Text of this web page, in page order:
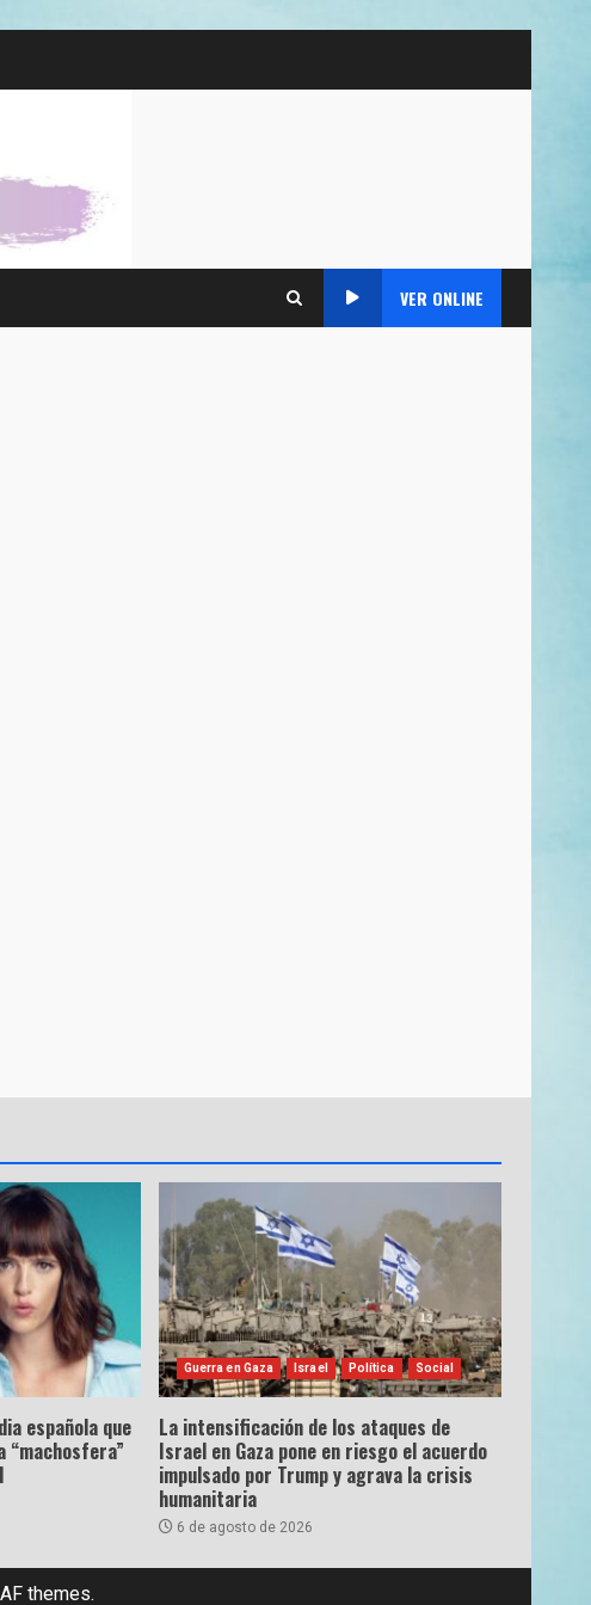
VER ONLINE
española que
“machosfera”
Guerra en Gaza Israel Política Social
La intensificación de los ataques de
Israel en Gaza pone en riesgo el acuerdo
impulsado por Trump y agrava la crisis
humanitaria
6 de agosto de 2026
themes.